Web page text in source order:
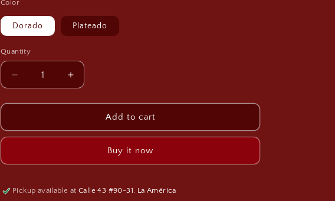
Color
Dorado Plateado
Quantity
Decrease
quantity
for
Conjunto
A048
Increase
quantity
for
Conjunto
Cadenas
A048
Add to cart
Buy it now
Pickup available atCalle 43 #90-31. La América